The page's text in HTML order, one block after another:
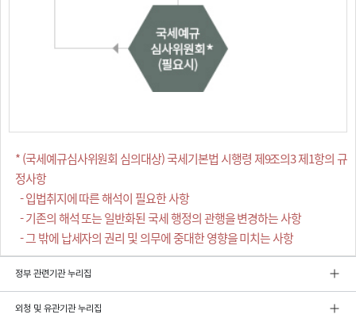
* (국세예규심사위원회 심의대상) 국세기본법 시행령 제9조의3 제1항의 규
정사항
- 입법취지에 따른 해석이 필요한 사항
- 기존의 해석 또는 일반화된 국세 행정의 관행을 변경하는 사항
- 그 밖에 납세자의 권리 및 의무에 중대한 영향을 미치는 사항
정부 관련기관 누리집
외청 및 유관기관 누리집